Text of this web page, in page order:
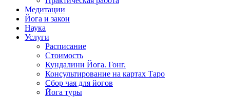
Медитации
Йога и закон
Наука
Услуги
Расписание
Стоимость
Кундалини Йога. Гонг.
Консультирование на картах Таро
Сбор чая для йогов
Йога туры